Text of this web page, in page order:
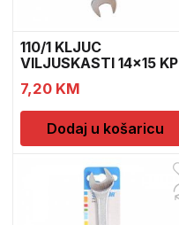
110/1 KLJUC
VILJUSKASTI 14×15 KP
600079
7,20 KM
Dodaj u košaricu